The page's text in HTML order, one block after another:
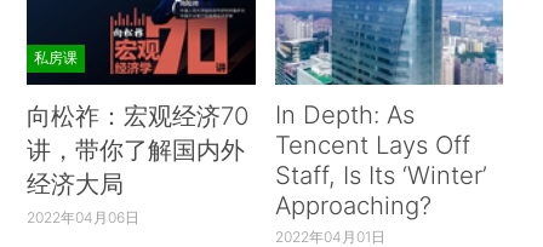
私房课
向松祚：宏观经济70
讲，带你了解国内外
经济大局
2022年04月06日
In Depth: As
Tencent Lays Off
Staff, Is Its ‘Winter’
Approaching?
2022年04月01日